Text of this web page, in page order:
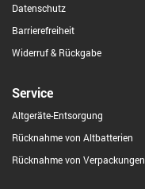
Datenschutz
Barrierefreiheit
Widerruf & Rückgabe
Service
Altgeräte-Entsorgung
Rücknahme von Altbatterien
Rücknahme von Verpackungen